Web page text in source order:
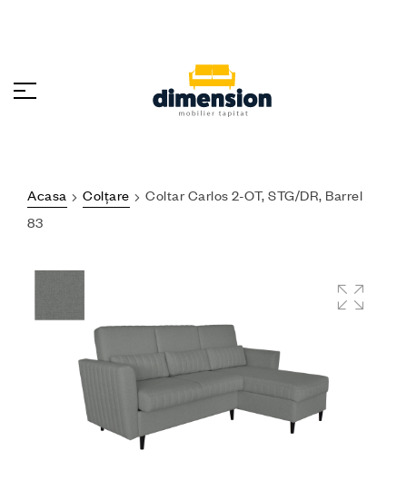
Acasa Colțare
Coltar Carlos 2-OT, STG/DR, Barrel
83